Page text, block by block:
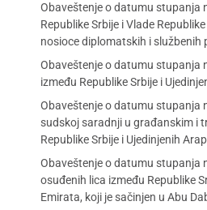
Obaveštenje o datumu stupanja
Republike Srbije i Vlade
nosioce diplomatskih i službenih
Obaveštenje o datumu stupanja
između Republike Srbije i
Obaveštenje o datumu stupanja
sudskoj saradnji u građanskim i
Republike Srbije i Ujedinjenih
Obaveštenje o datumu stupanja
osuđenih lica između Republike
Emirata, koji je sačinjen u Abu